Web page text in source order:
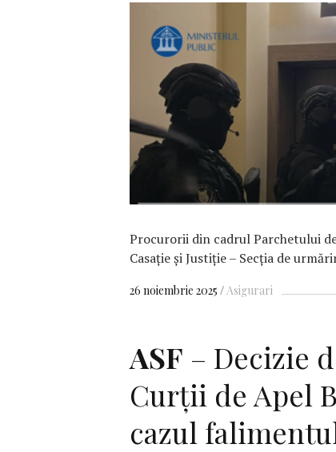
Procurorii din cadrul Parchetului
Casație și Justiție – Secția de
26 noiembrie 2025 Asigurari
ASF – Decizie
Curții de Apel
cazul